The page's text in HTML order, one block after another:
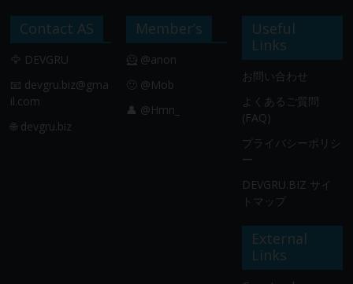
Contact AS
🦅 DEVGRU
📧 devgru.biz@gma
il.com
🌐 devgru.biz
Member’s
🦸 @anon
🙂 @Mob
👤 @Hmn_
Useful
Links
お問い合わせ
よくあるご質問
(FAQ)
プライバシーポリシ
ー
DEVGRU.BIZ サイ
トマップ
External
Links